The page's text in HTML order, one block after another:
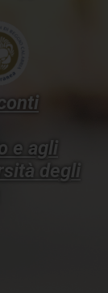
e agli
degli